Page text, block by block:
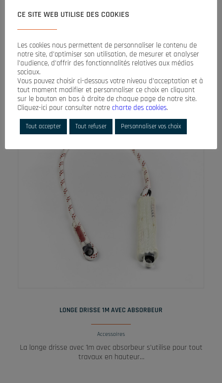
ENSEMBLE DRISSE
Accessoires
Cet ensemble de drisse antichute en polyamide s’utilise à
partir d’un point…
LONGE DRISSE 1M AVEC ABSORBEUR
Accessoires
La longe drisse avec 1m avec absorbeur s’utilise pour tout
travaux en hauteur…
CE SITE WEB UTILISE DES COOKIES
Les cookies nous permettent de personnaliser le contenu de
notre site, d’optimiser son utilisation, de mesurer et analyser
l’audience, d’offrir des fonctionnalités relatives aux médias
sociaux.
Vous pouvez choisir ci-dessous votre niveau d’acceptation et à
tout moment modifier et personnaliser ce choix en cliquant
sur le bouton en bas à droite de chaque page de notre site.
Cliquez-ici pour consulter notre charte des cookies.
Tout accepter Tout refuser Personnaliser vos choix